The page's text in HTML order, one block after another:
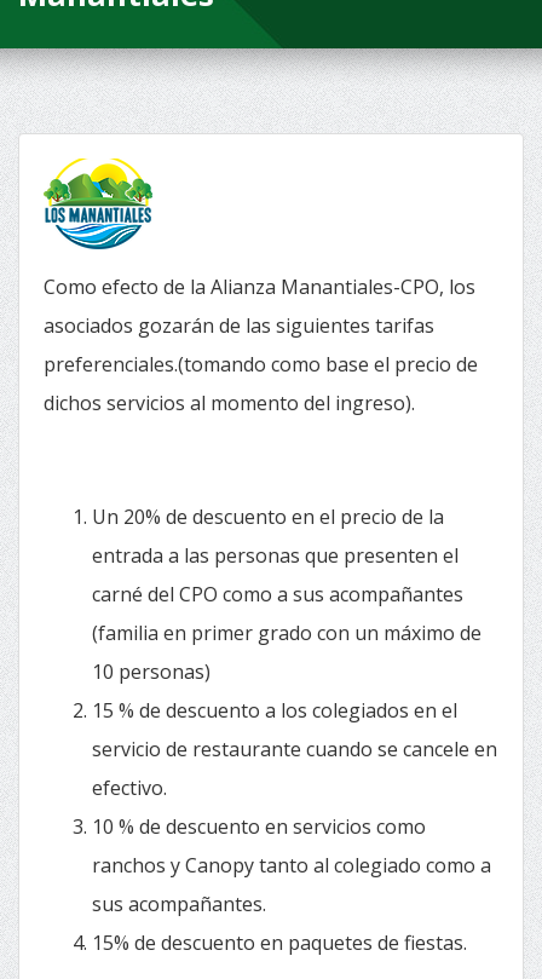
Como efecto de la Alianza Manantiales-CPO, los
asociados gozarán de las siguientes tarifas
preferenciales.(tomando como base el precio de
dichos servicios al momento del ingreso).
Un 20% de descuento en el precio de la
entrada a las personas que presenten el
carné del CPO como a sus acompañantes
(familia en primer grado con un máximo de
10 personas)
15 % de descuento a los colegiados en el
servicio de restaurante cuando se cancele en
efectivo.
10 % de descuento en servicios como
ranchos y Canopy tanto al colegiado como a
sus acompañantes.
15% de descuento en paquetes de fiestas.